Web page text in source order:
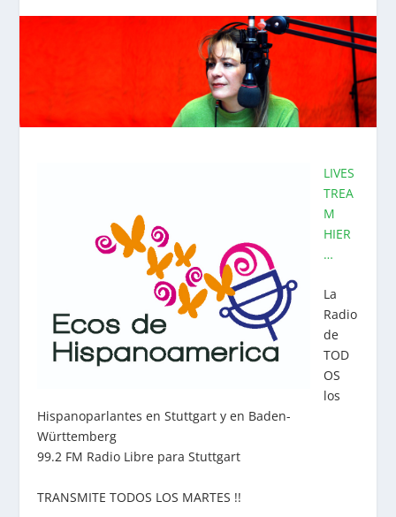
LIVES
TREA
M
HIER
…
La
Radio
de
TOD
OS
los
Hispanoparlantes en Stuttgart y en Baden-
Württemberg
99.2 FM Radio Libre para Stuttgart
TRANSMITE TODOS LOS MARTES !!